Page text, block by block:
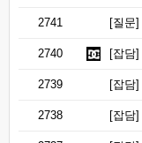
2741 [질문]
2740 [잡담]
2739 [잡담]
2738 [잡담]